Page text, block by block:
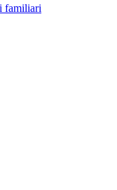
familiari